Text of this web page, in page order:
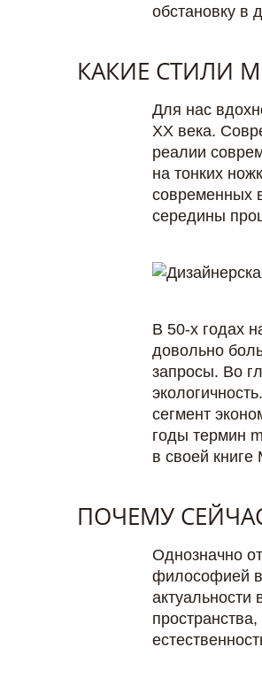
обстановку в
КАКИЕ СТИЛИ
Для нас
XX века.
реалии
на тонких
современных
середины
В 50-х годах
довольно
запросы. Во
сегмент
годы термин
в своей
ПОЧЕМУ СЕЙЧАС
Однозначно
философией в